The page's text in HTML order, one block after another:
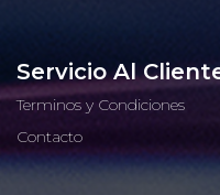
Servicio Al
Terminos y Condiciones
Contacto